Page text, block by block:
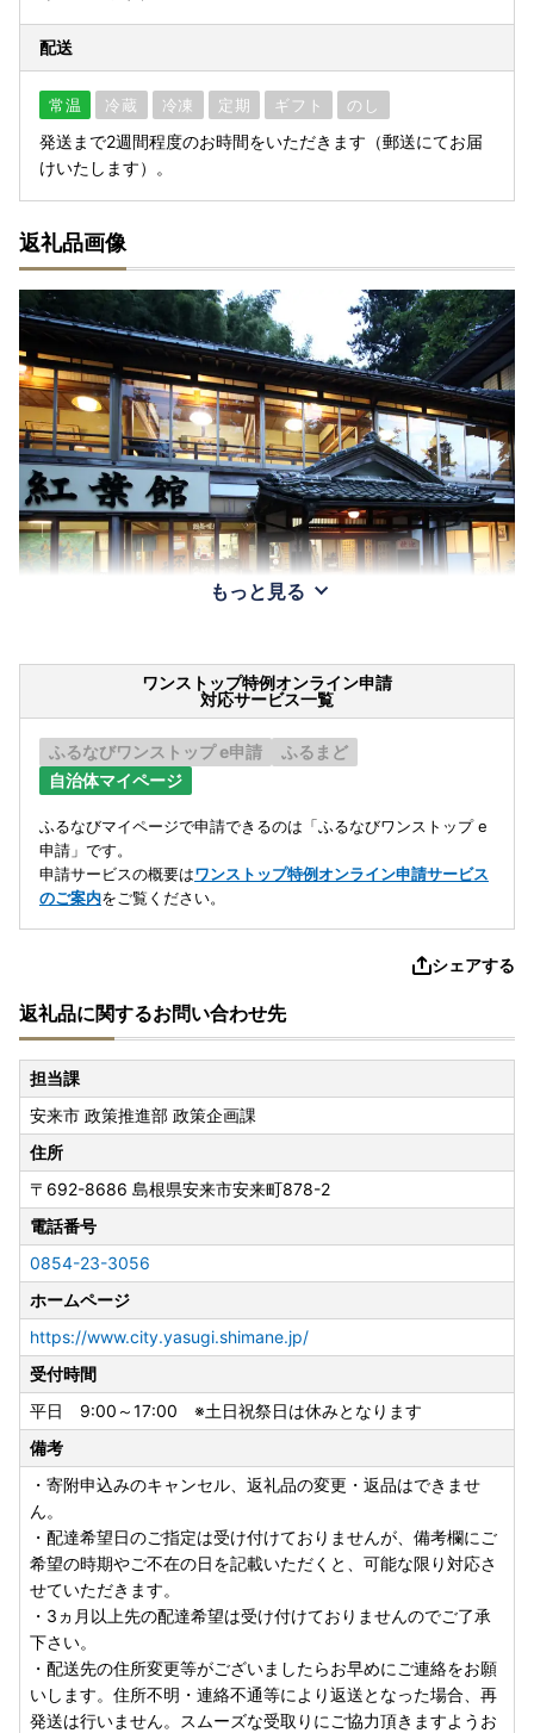
配送
常温 冷蔵 冷凍 定期 ギフト のし
発送まで2週間程度のお時間をいただきます（郵送にてお届
けいたします）。
返礼品画像
もっと見る
ワンストップ特例オンライン申請
対応サービス一覧
ふるなびワンストップ e申請
ふるまど
自治体マイページ
ふるなびマイページで申請できるのは「ふるなびワンストップ e
申請」です。
申請サービスの概要はワンストップ特例オンライン申請サービス
のご案内をご覧ください。
シェアする
返礼品に関するお問い合わせ先
担当課
安来市 政策推進部 政策企画課
住所
〒692-8686 島根県安来市安来町878-2
電話番号
0854-23-3056
ホームページ
https://www.city.yasugi.shimane.jp/
受付時間
平日 9:00～17:00 ※土日祝祭日は休みとなります
備考
・寄附申込みのキャンセル、返礼品の変更・返品はできませ
ん。
・配達希望日のご指定は受け付けておりませんが、備考欄にご
希望の時期やご不在の日を記載いただくと、可能な限り対応さ
せていただきます。
・3ヵ月以上先の配達希望は受け付けておりませんのでご了承
下さい。
・配送先の住所変更等がございましたらお早めにご連絡をお願
いします。住所不明・連絡不通等により返送となった場合、再
発送は行いません。スムーズな受取りにご協力頂きますようお